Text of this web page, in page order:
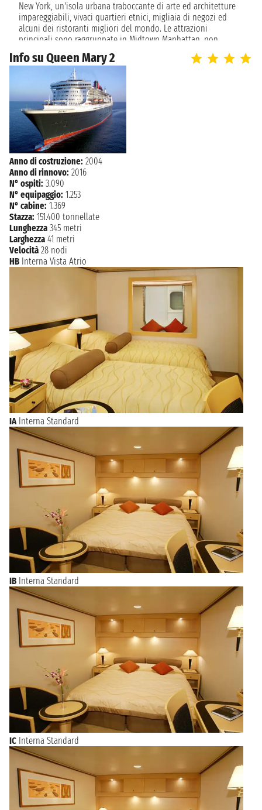
venerdì 23 giugno 2028
n.d. - n.d.
SOUTHAMPTON
domenica 25 giugno 2028 NAVIGAZIONE
lunedì 26 giugno 2028
martedì 27 giugno 2028
mercoledì 28 giugno 2028
giovedì 29 giugno 2028
venerdì 30 giugno 2028
n.d.
New York, un'isola urbana traboccante di arte ed architetture
impareggiabili, vivaci quartieri etnici, migliaia di negozi ed
alcuni dei ristoranti migliori del mondo. Le attrazioni
principali sono raggruppate in Midtown Manhattan, non
lontano dal porto crociera.
Scivola giù il fiume di Hudson, scoprirete attrazioni
indimenticabili, come l'Empire State Building o la statua della
libertà. Nella città che non dorme mai le cose da fare non
hanno fine, dalle luci di Broadway e Times Square ai musei di
fama mondiale, shopping e vaste scelte culinarie.
Info su Queen Mary 2
Anno di costruzione: 2004
Anno di rinnovo: 2016
N° ospiti: 3.090
N° equipaggio: 1.253
N° cabine: 1.369
Stazza: 151.400 tonnellate
Lunghezza 345 metri
Larghezza 41 metri
Velocità 28 nodi
HB Interna Vista Atrio
IA Interna Standard
IB Interna Standard
IC Interna Standard